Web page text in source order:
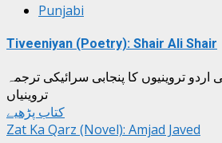
Punjabi
Tiveeniyan (Poetry): Shair Ali Shair
تروینیوں کا پنجابی سرائیکی ترجمہ
تروینیاں
کتاب پڑھیے
Zat Ka Qarz (Novel): Amjad Javed